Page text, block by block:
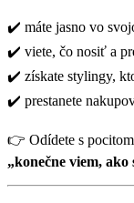
✔️ máte jasno vo
✔️ viete, čo nosiť a
✔️ získate stylingy,
✔️ prestanete
👉 Odídete s
„konečne viem,